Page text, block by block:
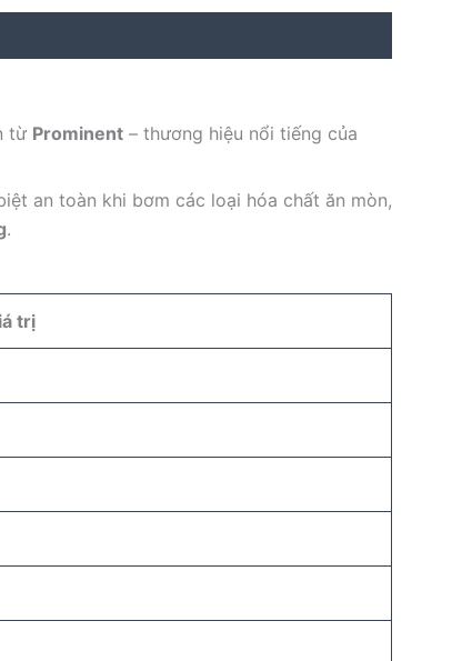
từ Prominent – thương hiệu nổi tiếng của
an toàn khi bơm các loại hóa chất ăn mòn,
.
trị